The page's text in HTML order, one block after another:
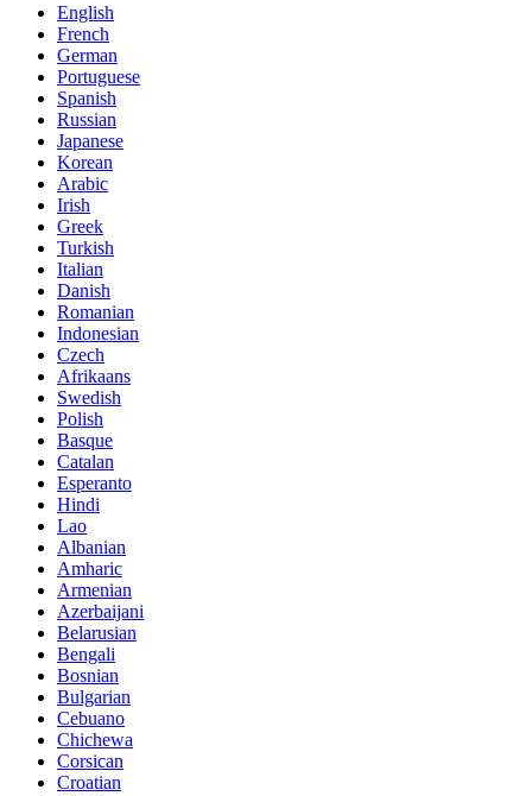
English
French
German
Portuguese
Spanish
Russian
Japanese
Korean
Arabic
Irish
Greek
Turkish
Italian
Danish
Romanian
Indonesian
Czech
Afrikaans
Swedish
Polish
Basque
Catalan
Esperanto
Hindi
Lao
Albanian
Amharic
Armenian
Azerbaijani
Belarusian
Bengali
Bosnian
Bulgarian
Cebuano
Chichewa
Corsican
Croatian